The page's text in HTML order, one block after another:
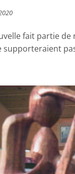
fait partie de
supporteraient